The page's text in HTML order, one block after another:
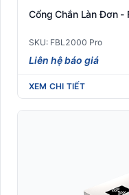
Cổng Chắn Làn Đơn -
SKU: FBL2000 Pro
Liên hệ báo giá
XEM CHI TIẾT